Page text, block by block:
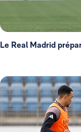
Le Real Madrid